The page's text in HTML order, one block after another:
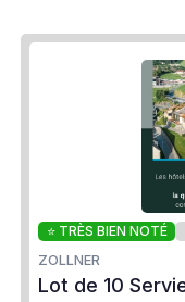
⭐ TRÈS BIEN NOTÉ
ZOLLNER
Lot de 10